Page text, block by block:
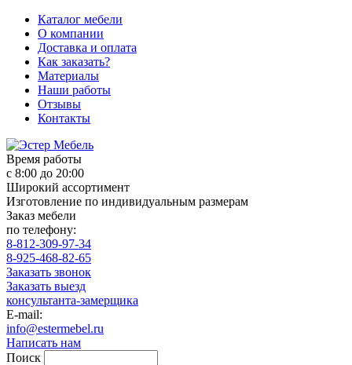
Каталог мебели
О компании
Доставка и оплата
Как заказать?
Материалы
Наши работы
Отзывы
Контакты
Время работы
с 8:00 до 20:00
Широкий ассортимент
Изготовление по индивидуальным размерам
Заказ мебели
по телефону:
8-812-309-97-34
8-925-468-82-65
Заказать звонок
Заказать выезд
консультанта-замерщика
E-mail:
info@estermebel.ru
Написать нам
Поиск